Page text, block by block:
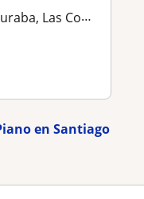
Providencia, Vitacura,...
en Santiago